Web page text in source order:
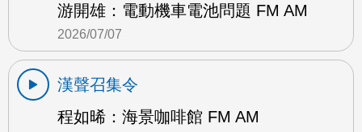
游開雄：電動機車電池問題 FM AM
2026/07/07
漢聲召集令
程如晞：海景咖啡館 FM AM